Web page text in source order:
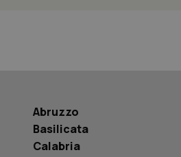
Abruzzo
Basilicata
Calabria